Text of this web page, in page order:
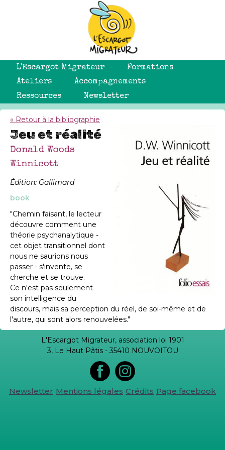
L'Escargot Migrateur
Formations
Ateliers
Accompagnements
Ressources
Newsletter
« Retour à la bibliographie
Jeu et réalité
Donald Woods
Winnicott
Édition: Gallimard
book
"Chemin faisant, le lecteur
découvre comment une
théorie psychanalytique -
cet objet transitionnel dont
nous ne saurions nous
passer - s'invente, se
cherche et se trouve.
Ce n'est pas seulement
son intelligence du
discours, mais sa perception du réel, de soi-même et de
l'autre, qui sont alors renouvelées."
L'Escargot Migrateur, association loi 1901
3, Le Haut Pâtis - 35410 NOUVOITOU
Newsletter Mentions légales Crédits Page facebook